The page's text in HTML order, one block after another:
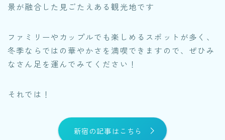
景が融合した見ごたえある観光地です
ファミリーやカップルでも楽しめるスポットが多く、
冬季ならではの華やかさを満喫できますので、ぜひみ
なさん足を運んでみてください！
それでは！
新宿の記事はこちら